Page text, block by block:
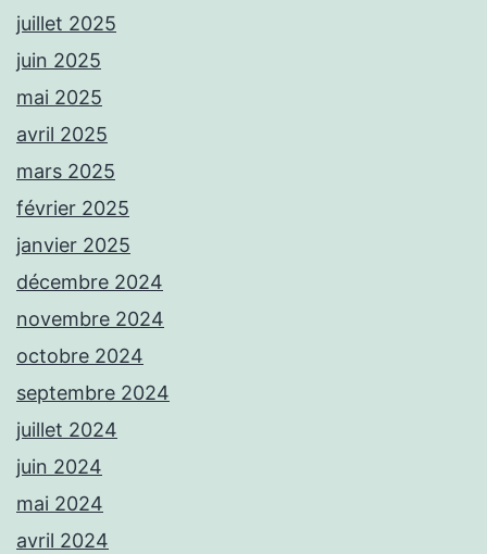
juillet 2025
juin 2025
mai 2025
avril 2025
mars 2025
février 2025
janvier 2025
décembre 2024
novembre 2024
octobre 2024
septembre 2024
juillet 2024
juin 2024
mai 2024
avril 2024